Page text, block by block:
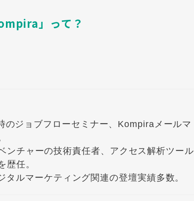
」って？
のジョブフローセミナー、Kompiraメールマ
ンチャーの技術責任者、アクセス解析ツール
歴任。
ルマーケティング関連の登壇実績多数。